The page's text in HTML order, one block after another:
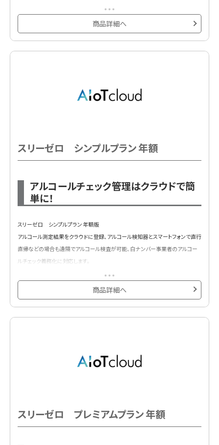
・rakumo ワークフロー
商品詳細へ
スリーゼロ シンプルプラン 年額
アルコールチェック管理はクラウドで簡
単に！
スリーゼロ シンプルプラン 年額版
アルコール測定結果をクラウドに登録、アルコール検知器とスマートフォンで直行
直帰などの場合も遠隔でアルコール検査が可能、白ナンバー事業者のアルコー
ルチェック義務化に対応します。
商品詳細へ
スリーゼロ プレミアムプラン 年額